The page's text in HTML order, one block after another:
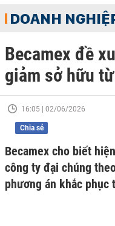
DOANH
Becamex đề
giảm sở hữu
16:05 | 02/06/2026
Chia sẻ
Becamex cho biết
công ty đại chúng
phương án khắc phục